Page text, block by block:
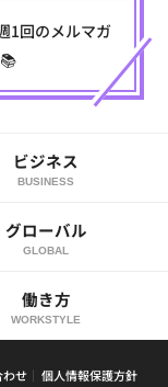
1回のメルマガ
ビジネス
BUSINESS
グローバル
GLOBAL
働き方
WORKSTYLE
わせ 個人情報保護方針